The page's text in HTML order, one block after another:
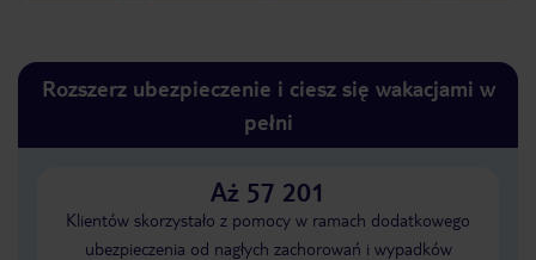
Rozszerz ubezpieczenie i ciesz się wakacjami w
pełni
Aż 57 201
Klientów skorzystało z pomocy w ramach dodatkowego
ubezpieczenia od nagłych zachorowań i wypadków